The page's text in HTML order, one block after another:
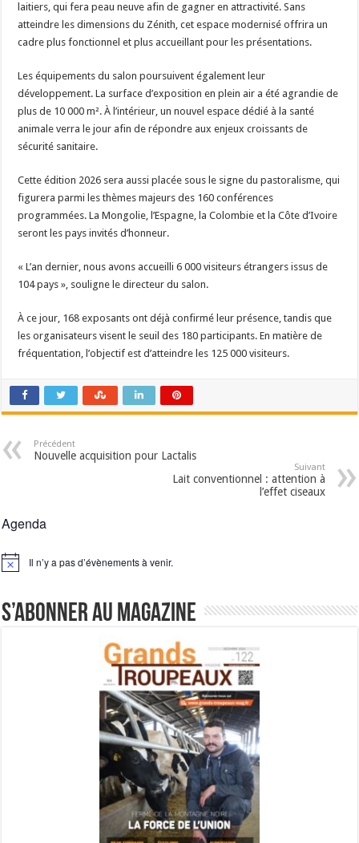
laitiers, qui fera peau neuve afin de gagner en attractivité. Sans
atteindre les dimensions du Zénith, cet espace modernisé offrira un
cadre plus fonctionnel et plus accueillant pour les présentations.
Les équipements du salon poursuivent également leur
développement. La surface d’exposition en plein air a été agrandie de
plus de 10 000 m². À l’intérieur, un nouvel espace dédié à la santé
animale verra le jour afin de répondre aux enjeux croissants de
sécurité sanitaire.
Cette édition 2026 sera aussi placée sous le signe du pastoralisme, qui
figurera parmi les thèmes majeurs des 160 conférences
programmées. La Mongolie, l’Espagne, la Colombie et la Côte d’Ivoire
seront les pays invités d’honneur.
« L’an dernier, nous avons accueilli 6 000 visiteurs étrangers issus de
104 pays », souligne le directeur du salon.
À ce jour, 168 exposants ont déjà confirmé leur présence, tandis que
les organisateurs visent le seuil des 180 participants. En matière de
fréquentation, l’objectif est d’atteindre les 125 000 visiteurs.
Précédent
Nouvelle acquisition pour Lactalis
Suivant
Lait conventionnel : attention à
l’effet ciseaux
Agenda
Notice Il n’y a pas d’évènements à venir.
S’abonner au magazine